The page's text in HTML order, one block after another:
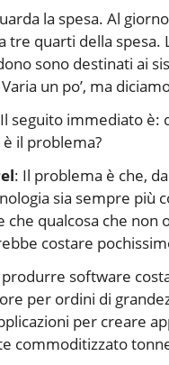
la spesa. Al
tre quarti della
sono destinati ai
un po’, ma
seguito immediato è:
è il problema?
: Il problema è che,
sia sempre
che qualcosa che
costare
software
per ordini di
per creare
commoditizzato